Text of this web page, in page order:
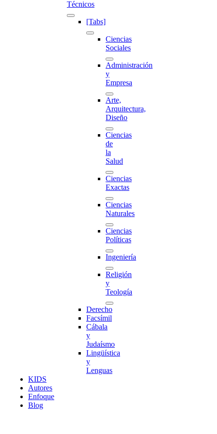
Técnicos
[Tabs]
Ciencias
Sociales
Administración
y
Empresa
Arte,
Arquitectura,
Diseño
Ciencias
de
la
Salud
Ciencias
Exactas
Ciencias
Naturales
Ciencias
Políticas
Ingeniería
Religión
y
Teología
Derecho
Facsímil
Cábala
y
Judaísmo
Lingüística
y
Lenguas
KIDS
Autores
Enfoque
Blog